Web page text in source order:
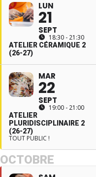
LUN
21
SEPT
18:30 - 21:30
ATELIER CÉRAMIQUE 2
(26-27)
MAR
22
SEPT
19:00 - 21:00
ATELIER
PLURIDISCIPLINAIRE 2
(26-27)
TOUT PUBLIC !
OCTOBRE